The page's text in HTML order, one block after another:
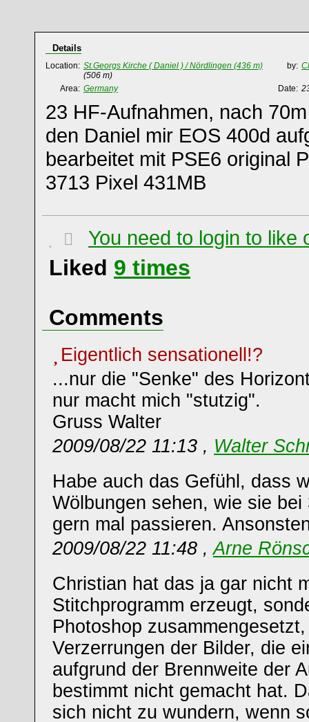
Details
Location: St.Georgs Kirche ( Daniel ) / Nördlingen (436 m)
(506 m)
by:
Area: Germany Date:
23 HF-Aufnahmen, nach
den Daniel mir EOS 400d
bearbeitet mit PSE6 original
3713 Pixel 431MB
You need to login to like
Liked 9 times
Comments
Eigentlich sensationell!?
...nur die "Senke" des
nur macht mich "stutzig".
Gruss Walter
2009/08/22 11:13 , Walter
Habe auch das Gefühl, dass
Wölbungen sehen, wie sie bei
gern mal passieren.
2009/08/22 11:48 ,Arne
Christian hat das ja gar nicht
Stitchprogramm erzeugt,
Photoshop
Verzerrungen der Bilder, die
aufgrund der Brennweite der
bestimmt nicht gemacht hat.
sich nicht zu wundern, wenn